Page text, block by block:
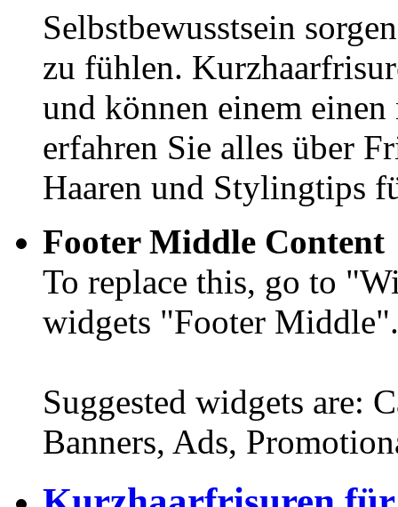
Selbstbewusstsein
zu fühlen.
und können einem
erfahren Sie alles über
Haaren und Stylingtips
Footer Middle Content
To replace this, go to
widgets "Footer Middle".
Suggested widgets are:
Banners, Ads,